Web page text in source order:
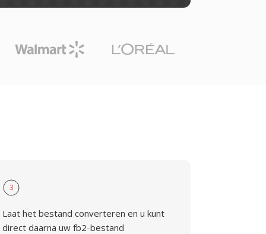
3
Laat het bestand converteren en u kunt
direct daarna uw fb2-bestand